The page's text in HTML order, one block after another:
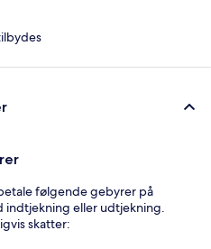
følgende gebyrer på
indtjekning eller udtjekning.
skatter: